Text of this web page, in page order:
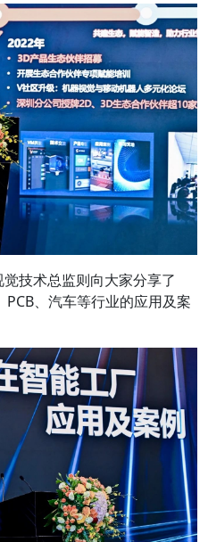
技术总监则向大家分享了
、汽车等行业的应用及案